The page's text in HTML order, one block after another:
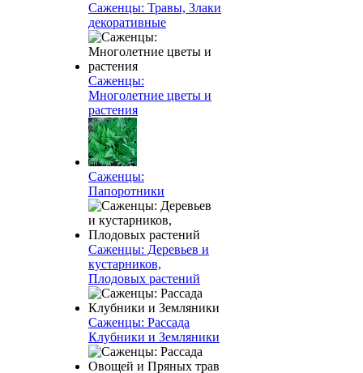
Саженцы: Травы, Злаки
декоративные
Саженцы:
Многолетние цветы и
растения
Саженцы:
Папоротники
Саженцы: Деревьев и
кустарников,
Плодовых растений
Саженцы: Рассада
Клубники и Земляники